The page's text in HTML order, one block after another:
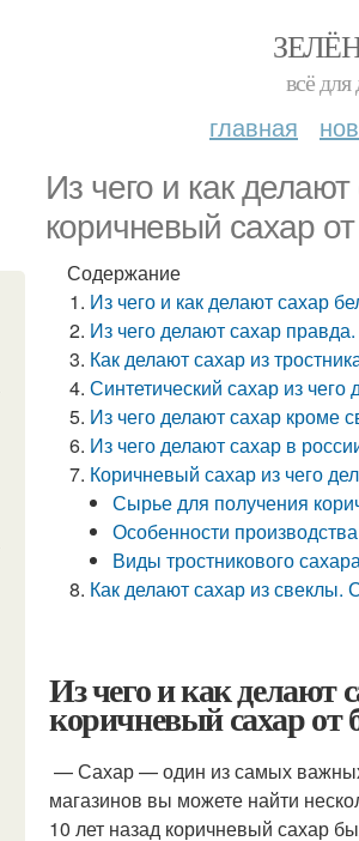
всё для
главная
Из чего и как
коричневый сахар
Содержание
Из чего и как делают сахар
Из чего делают сахар
Как делают сахар из
Синтетический сахар из
Из чего делают сахар кроме
Из чего делают сахар в
Коричневый сахар из чего
Сырье для получения
Особенности производства
Виды тростникового
Как делают сахар из свеклы.
Из чего и как делают
коричневый сахар от
— Сахар — один из самых важных
магазинов вы можете найти
10 лет назад коричневый сахар